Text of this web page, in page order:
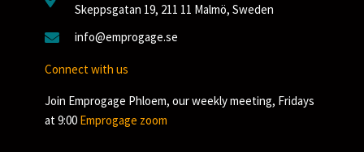
Skeppsgatan 19, 211 11 Malmö, Sweden
info@emprogage.se
Connect with us
Join Emprogage Phloem, our weekly meeting, Fridays
at 9:00 Emprogage zoom